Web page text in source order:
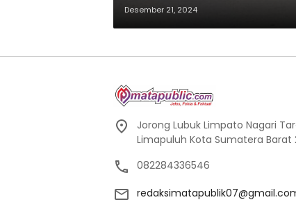
Desember 21, 2024
Jorong Lubuk Limpato Nagari
Limapuluh Kota Sumatera Barat
082284336546